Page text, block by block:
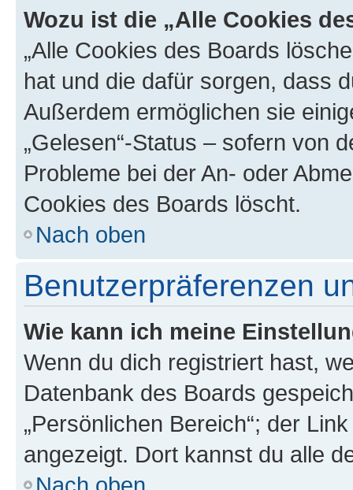
Wozu ist die „Alle Cookies
„Alle Cookies des Boards
hat und die dafür sorgen, dass
Außerdem ermöglichen sie
„Gelesen“-Status – sofern von
Probleme bei der An- oder
Cookies des Boards löscht.
Nach oben
Benutzerpräferenzen
Wie kann ich meine
Wenn du dich registriert hast,
Datenbank des Boards
„Persönlichen Bereich“; der
angezeigt. Dort kannst du alle